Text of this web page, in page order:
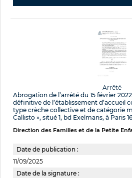
Arrêté
Abrogation de l’arrêté du 15 février
définitive de l’établissement d’accueil
type crèche collective et de catégorie
Callisto », situé 1, bd Exelmans, à Paris
Direction des Familles et de la Petite
Date de publication :
11/09/2025
Date de la signature :